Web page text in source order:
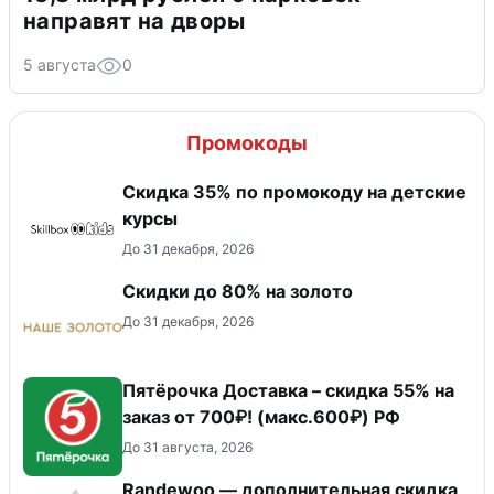
направят на дворы
5 августа 0
Промокоды
Скидка 35% по промокоду на детские
курсы
До 31 декабря, 2026
Скидки до 80% на золото
До 31 декабря, 2026
Пятёрочка Доставка – скидка 55% на
заказ от 700₽! (макс.600₽) РФ
До 31 августа, 2026